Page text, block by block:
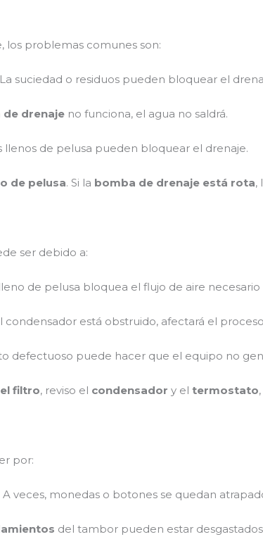
los problemas comunes son:
suciedad o residuos pueden bloquear el
de drenaje no funciona, el agua no saldrá.
llenos de pelusa pueden bloquear el drenaje.
de pelusa. Si la bomba de drenaje está rota,
ser debido a:
de pelusa bloquea el flujo de aire necesario
condensador está obstruido, afectará el
defectuoso puede hacer que el equipo no
filtro, reviso el condensador y el termostato
por:
A veces, monedas o botones se quedan
del tambor pueden estar